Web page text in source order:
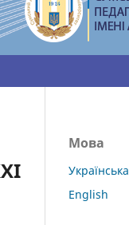
Мова
Українська
English